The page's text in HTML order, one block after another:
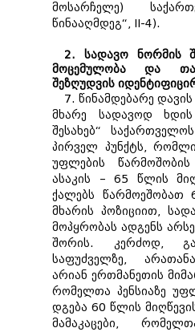
მოსარჩელე)
წინააღმდეგ“, II-4).
2. სადავო ნორმის
მოცემულობა და
შეზღუდვის
7. წინამდებარე
მხარე სადავოდ ხდის
შესახებ“
პირველ პუნქტს,
უფლების წარმოშობის
ასაკის – 65 წლის
ქალებს წარმოეშობათ
მხარის პოზიციით,
მოპყრობას ადგენს
შორის. კერძოდ,
საფუძველზე,
არიან ერთმანეთის
რომელთა პენსიაზე
დგება 60 წლის
მამაკაცები,